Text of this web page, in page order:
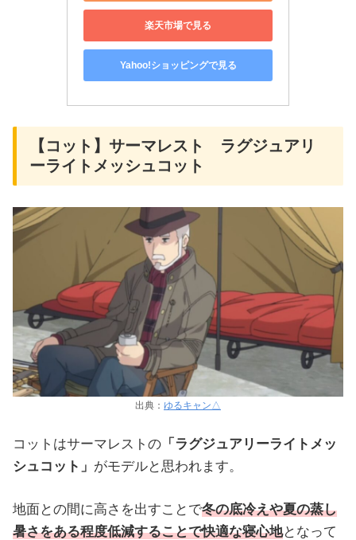
楽天市場で見る
Yahoo!ショッピングで見る
【コット】サーマレスト ラグジュアリ
ーライトメッシュコット
出典： ゆるキャン△
コットはサーマレストの 「ラグジュアリーライトメッ
シュコット」 がモデルと思われます。
地面との間に高さを出すことで冬の底冷えや夏の蒸し
暑さをある程度低減することで快適な寝心地となって